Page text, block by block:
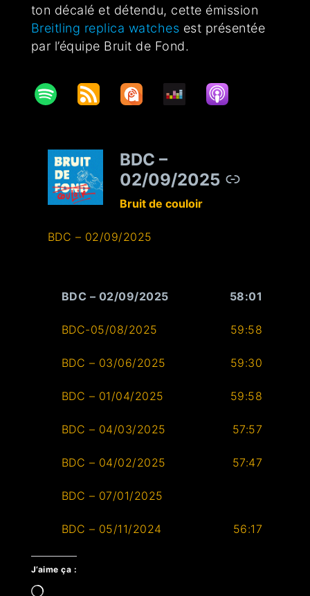
ton décalé et détendu, cette émission
Breitling replica watches est présentée
par l’équipe Bruit de Fond.
BDC –
02/09/2025
–
Bruit de couloir
BDC – 02/09/2025
BDC – 02/09/2025 58:01
BDC-05/08/2025 59:58
BDC – 03/06/2025 59:30
BDC – 01/04/2025 59:58
BDC – 04/03/2025 57:57
BDC – 04/02/2025 57:47
BDC – 07/01/2025
BDC – 05/11/2024 56:17
J’aime ça :